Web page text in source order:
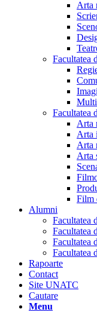
Arta
Facultatea
Facultatea
Arta
Arta
Arta
Arta
Film
Alumni
Facultatea
Facultatea
Facultatea
Facultatea
Rapoarte
Contact
Site UNATC
Cautare
Menu